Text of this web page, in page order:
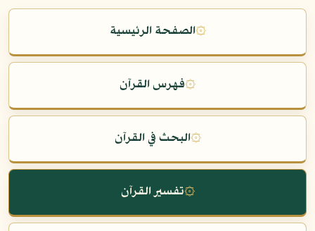
۞الصفحة الرئيسية
۞فهرس القرآن
۞البحث في القرآن
۞تفسير القرآن